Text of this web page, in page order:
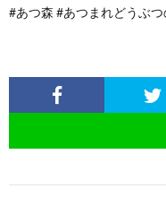
#あつ森 #あつまれどうぶ